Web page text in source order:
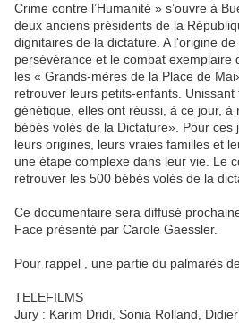
Crime contre l’Humanité » s’ouvre à
deux anciens présidents de la
dignitaires de la dictature. A l'origine
persévérance et le combat exemplaire
les « Grands-mères de la Place de
retrouver leurs petits-enfants.
génétique, elles ont réussi, à ce jour,
bébés volés de la Dictature». Pour ces
leurs origines, leurs vraies familles et
une étape complexe dans leur vie. Le
retrouver les 500 bébés volés de la
Ce documentaire sera diffusé
Face présenté par Carole Gaessler.
Pour rappel , une partie du palmarès
TELEFILMS
Jury : Karim Dridi, Sonia Rolland,